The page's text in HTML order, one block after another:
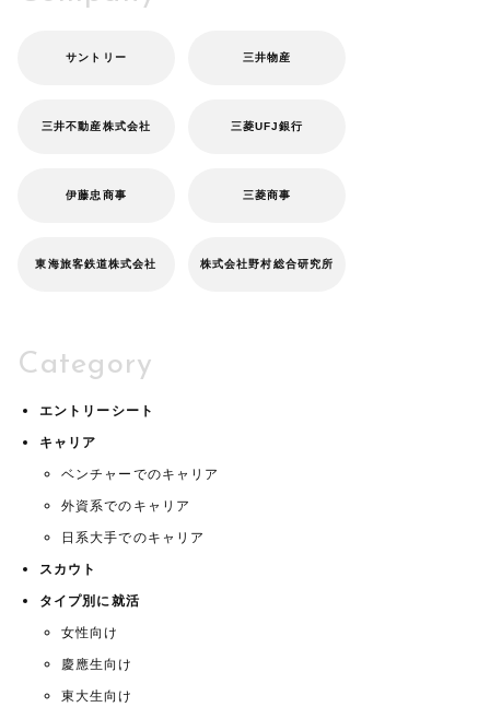
サントリー 三井物産
三井不動産株式会社 三菱UFJ銀行
伊藤忠商事 三菱商事
東海旅客鉄道株式会社 株式会社野村総合研究所
Category
エントリーシート
キャリア
ベンチャーでのキャリア
外資系でのキャリア
日系大手でのキャリア
スカウト
タイプ別に就活
女性向け
慶應生向け
東大生向け